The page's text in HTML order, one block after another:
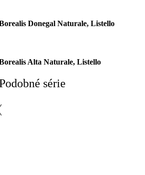
Donegal Naturale, Listello
Alta Naturale, Listello
série